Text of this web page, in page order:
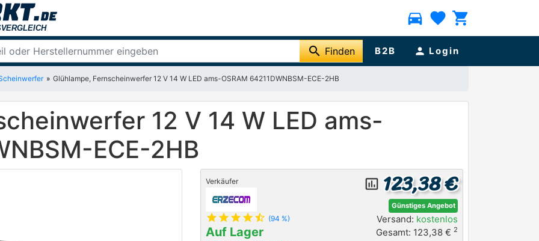
directions_car favorite shopping_cart
search Finden B2B person Login
Glühlampe, Fernscheinwerfer 12 V 14 W LED ams-OSRAM 64211DWNBSM-ECE-2HB
12 V 14 W LED ams-
ECE-2HB
Verkäufer
star star star star star_half (94 %)
Auf Lager
insert_chart_outlined 123,38 €
Günstiges Angebot
Versand: kostenlos
Gesamt: 123,38 € 2